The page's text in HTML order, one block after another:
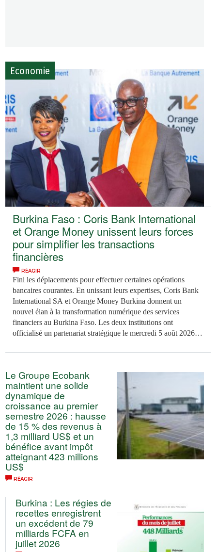
Economie
Burkina Faso : Coris Bank International
et Orange Money unissent leurs forces
pour simplifier les transactions
financières
RÉAGIR
Fini les déplacements pour effectuer certaines opérations
bancaires courantes. En unissant leurs expertises, Coris Bank
International SA et Orange Money Burkina donnent un
nouvel élan à la transformation numérique des services
financiers au Burkina Faso. Les deux institutions ont
officialisé un partenariat stratégique le mercredi 5 août 2026 à
transférer instantanément de l’argent entre leur compte
espèces sans carte bancaire. Une avancée qui place
l’autonomie des usagers (…)
Le Groupe Ecobank
maintient une solide
dynamique de
croissance au premier
semestre 2026 : hausse
de 15 % des revenus à
1,3 milliard US$ et un
bénéfice avant impôt
atteignant 423 millions
US$
RÉAGIR
Burkina : Les régies de
recettes enregistrent
un excédent de 79
milliards FCFA en
juillet 2026